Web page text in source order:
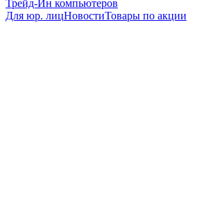
Трейд-Ин компьютеров
Для юр. лицНовостиТовары по акции